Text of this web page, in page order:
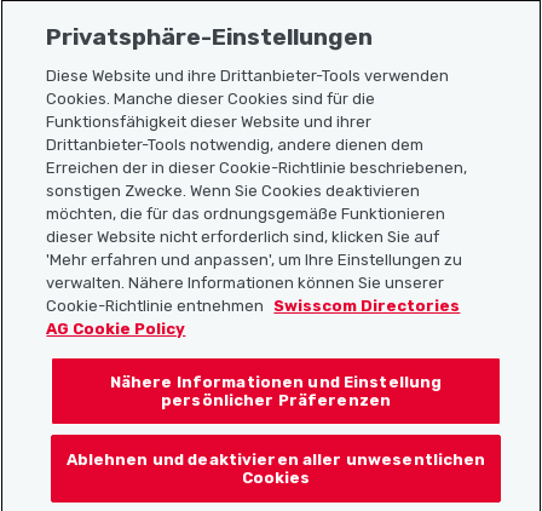
Sitemap
Nützliche Links
Localcities App herunterladen
Folgt uns auf:
Privatsphäre-Einstellungen
Diese Website und ihre Drittanbieter-Tools verwenden
Cookies. Manche dieser Cookies sind für die
Funktionsfähigkeit dieser Website und ihrer
Drittanbieter-Tools notwendig, andere dienen dem
Erreichen der in dieser Cookie-Richtlinie beschriebenen,
sonstigen Zwecke. Wenn Sie Cookies deaktivieren
möchten, die für das ordnungsgemäße Funktionieren
dieser Website nicht erforderlich sind, klicken Sie auf
'Mehr erfahren und anpassen', um Ihre Einstellungen zu
verwalten. Nähere Informationen können Sie unserer
Cookie-Richtlinie entnehmen
Swisscom Directories
AG Cookie Policy
Nähere Informationen und Einstellung
persönlicher Präferenzen
Ablehnen und deaktivieren aller unwesentlichen
Cookies